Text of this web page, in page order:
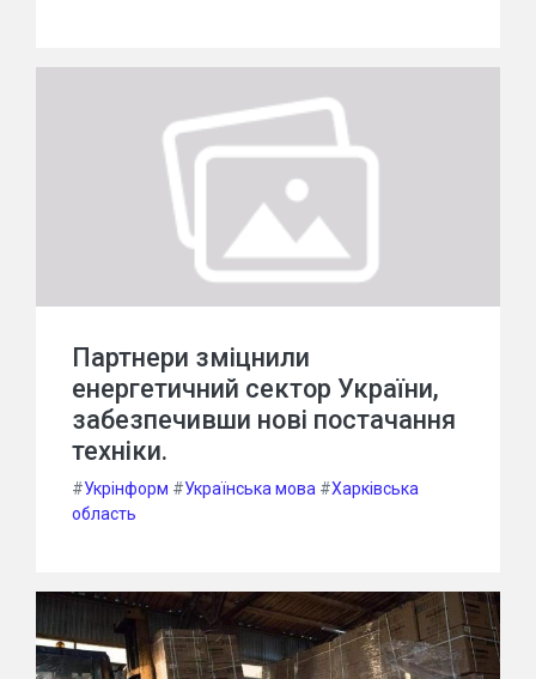
Партнери зміцнили
енергетичний сектор України,
забезпечивши нові постачання
техніки.
#Укрінформ #Українська мова #Харківська
область